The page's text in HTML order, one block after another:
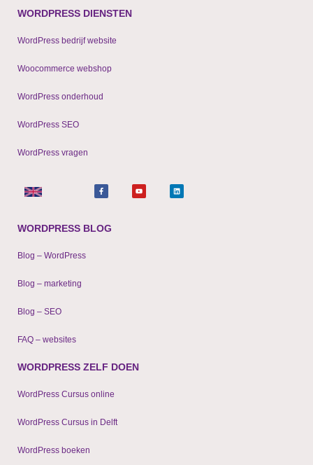
WORDPRESS DIENSTEN
WordPress bedrijf website
Woocommerce webshop
WordPress onderhoud
WordPress SEO
WordPress vragen
F
a
c
o
k
Y
o
u
L
i
n
WORDPRESS BLOG
Blog – WordPress
Blog – marketing
Blog – SEO
FAQ – websites
WORDPRESS ZELF DOEN
WordPress Cursus online
WordPress Cursus in Delft
WordPress boeken